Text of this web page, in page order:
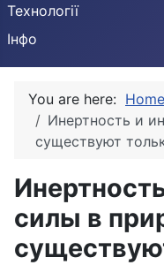
Технології
Інфо
You are here: Home
Инертность и
существуют
силы в